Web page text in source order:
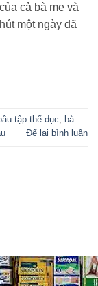
cả bà mẹ và
một ngày đã
tập thể dục
bà
Để lại bình luận